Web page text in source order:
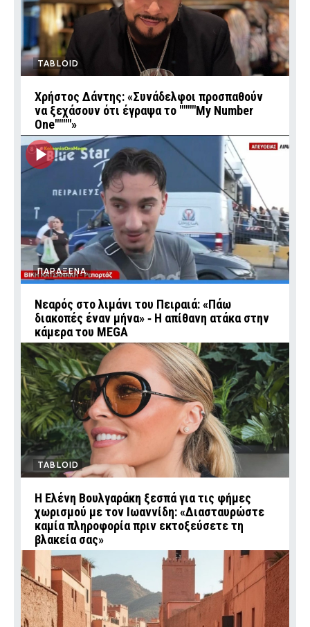
TABLOID
Χρήστος Δάντης: «Συνάδελφοι προσπαθούν
να ξεχάσουν ότι έγραψα το """"My Number
One""""»
ΠΑΡΑΞΕΝΑ
Νεαρός στο λιμάνι του Πειραιά: «Πάω
διακοπές έναν μήνα» ‑ Η απίθανη ατάκα στην
κάμερα του MEGA
TABLOID
Η Ελένη Βουλγαράκη ξεσπά για τις φήμες
χωρισμού με τον Ιωαννίδη: «Διασταυρώστε
καμία πληροφορία πριν εκτοξεύσετε τη
βλακεία σας»